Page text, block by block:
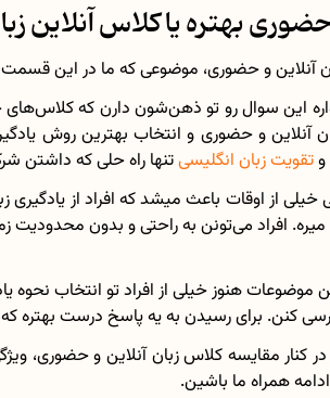
دانلود رایگان کتاب‌های دوازدهم...
اعداد صحیح، طبیعی و گویا چه اعدادی...
حذفیات کنکور انسانی 1404
بهتره یا کلاس آنلاین
آنلاین و حضوری، موضوعی که ما در این
این سوال رو تو ذهن‌شون دارن که کلاس‌های
آنلاین و حضوری و انتخاب بهترین روش
وتقویت زبان انگلیسیتنها راه حلی که داشتن
از اوقات باعث میشد که افراد از یادگیری
افراد می‌تونن به راحتی و بدون محدودیت
موضوعات هنوز خیلی از افراد تو انتخاب نحوه
کنن. برای رسیدن به یه پاسخ درست بهتره که
کنار مقایسه کلاس زبان آنلاین و حضوری،
همراه ما باشین.